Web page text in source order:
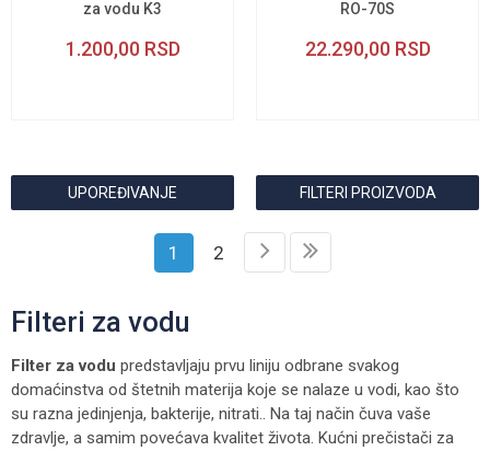
za vodu K3
1.200,00 RSD
RO-70S
22.290,00 RSD
UPOREĐIVANJE FILTERI PROIZVODA
1 2
Filteri za vodu
Filter za vodu predstavljaju prvu liniju odbrane svakog
domaćinstva od štetnih materija koje se nalaze u vodi, kao što
su razna jedinjenja, bakterije, nitrati.. Na taj način čuva vaše
zdravlje, a samim povećava kvalitet života. Kućni prečistači za